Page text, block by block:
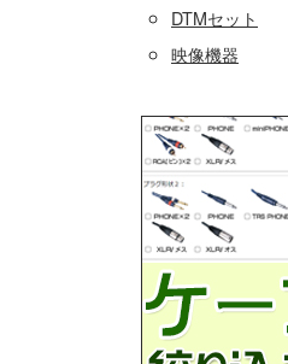
DTMセット
映像機器